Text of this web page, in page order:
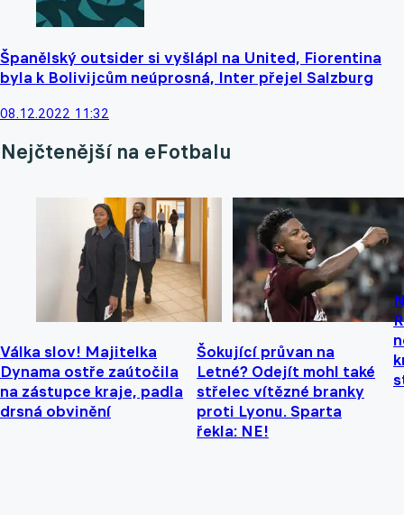
Španělský outsider si vyšlápl na United, Fiorentina
byla k Bolivijcům neúprosná, Inter přejel Salzburg
08.12.2022 11:32
Nejčtenější na eFotbalu
Válka slov! Majitelka
Dynama ostře zaútočila
na zástupce kraje, padla
drsná obvinění
Šokující průvan na
Letné? Odejít mohl také
střelec vítězné branky
proti Lyonu. Sparta
řekla: NE!